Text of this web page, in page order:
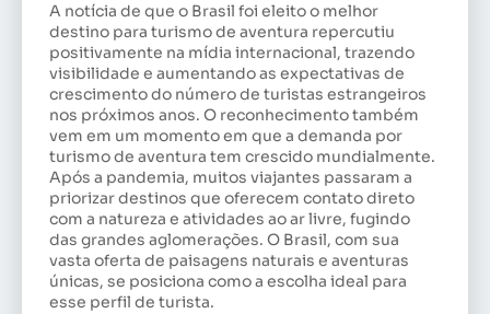
A notícia de que o Brasil foi eleito o melhor
destino para turismo de aventura repercutiu
positivamente na mídia internacional, trazendo
visibilidade e aumentando as expectativas de
crescimento do número de turistas estrangeiros
nos próximos anos. O reconhecimento também
vem em um momento em que a demanda por
turismo de aventura tem crescido mundialmente.
Após a pandemia, muitos viajantes passaram a
priorizar destinos que oferecem contato direto
com a natureza e atividades ao ar livre, fugindo
das grandes aglomerações. O Brasil, com sua
vasta oferta de paisagens naturais e aventuras
únicas, se posiciona como a escolha ideal para
esse perfil de turista.